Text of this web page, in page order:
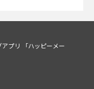
プリ 「ハッピーメー